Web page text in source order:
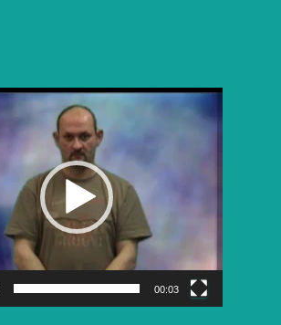
Lecteur
vidéo
00:03